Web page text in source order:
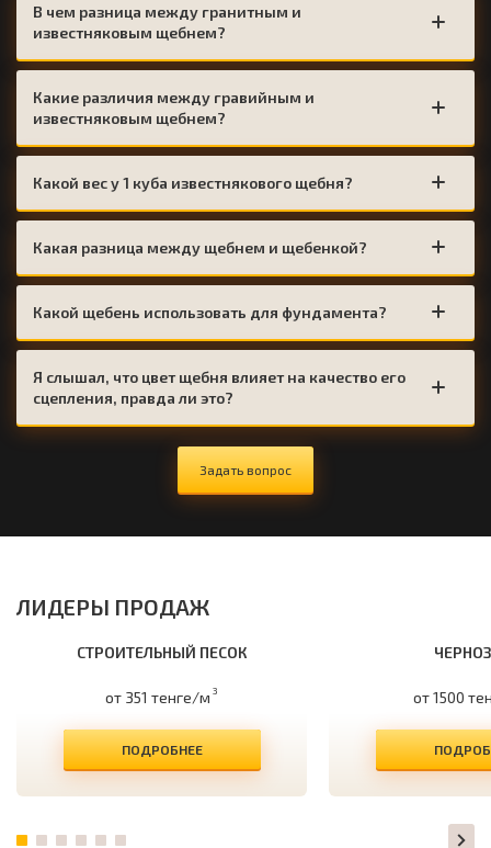
В чем разница между гранитным и
известняковым щебнем?
Какие различия между гравийным и
известняковым щебнем?
Какой вес у 1 куба известнякового щебня?
Какая разница между щебнем и щебенкой?
Какой щебень использовать для фундамента?
Я слышал, что цвет щебня влияет на качество его
сцепления, правда ли это?
Задать вопрос
ЛИДЕРЫ ПРОДАЖ
СТРОИТЕЛЬНЫЙ ПЕСОК
от 351 тенге/м 3
ПОДРОБНЕЕ
от 1500